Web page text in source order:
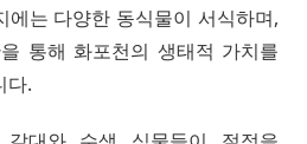
에는 다양한 동식물이 서식하며,
통해 화포천의 생태적 가치를
다.